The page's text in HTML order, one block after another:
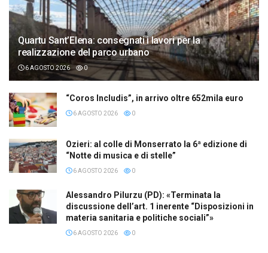
Quartu Sant’Elena: consegnati i lavori per la
realizzazione del parco urbano
6 AGOSTO 2026 0
“Coros Includis”, in arrivo oltre 652mila euro
6 AGOSTO 2026 0
Ozieri: al colle di Monserrato la 6ª edizione di
“Notte di musica e di stelle”
6 AGOSTO 2026 0
Alessandro Pilurzu (PD): «Terminata la
discussione dell’art. 1 inerente “Disposizioni in
materia sanitaria e politiche sociali”»
6 AGOSTO 2026 0